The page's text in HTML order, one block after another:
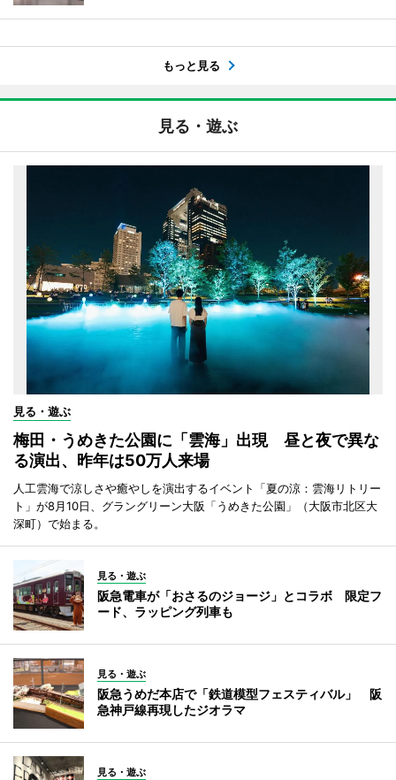
もっと見る
見る・遊ぶ
見る・遊ぶ
梅田・うめきた公園に「雲海」出現 昼と夜で異な
る演出、昨年は50万人来場
人工雲海で涼しさや癒やしを演出するイベント「夏の涼：雲海リトリー
ト」が8月10日、グラングリーン大阪「うめきた公園」（大阪市北区大
深町）で始まる。
見る・遊ぶ
阪急電車が「おさるのジョージ」とコラボ 限定フ
ード、ラッピング列車も
見る・遊ぶ
阪急うめだ本店で「鉄道模型フェスティバル」 阪
急神戸線再現したジオラマ
見る・遊ぶ